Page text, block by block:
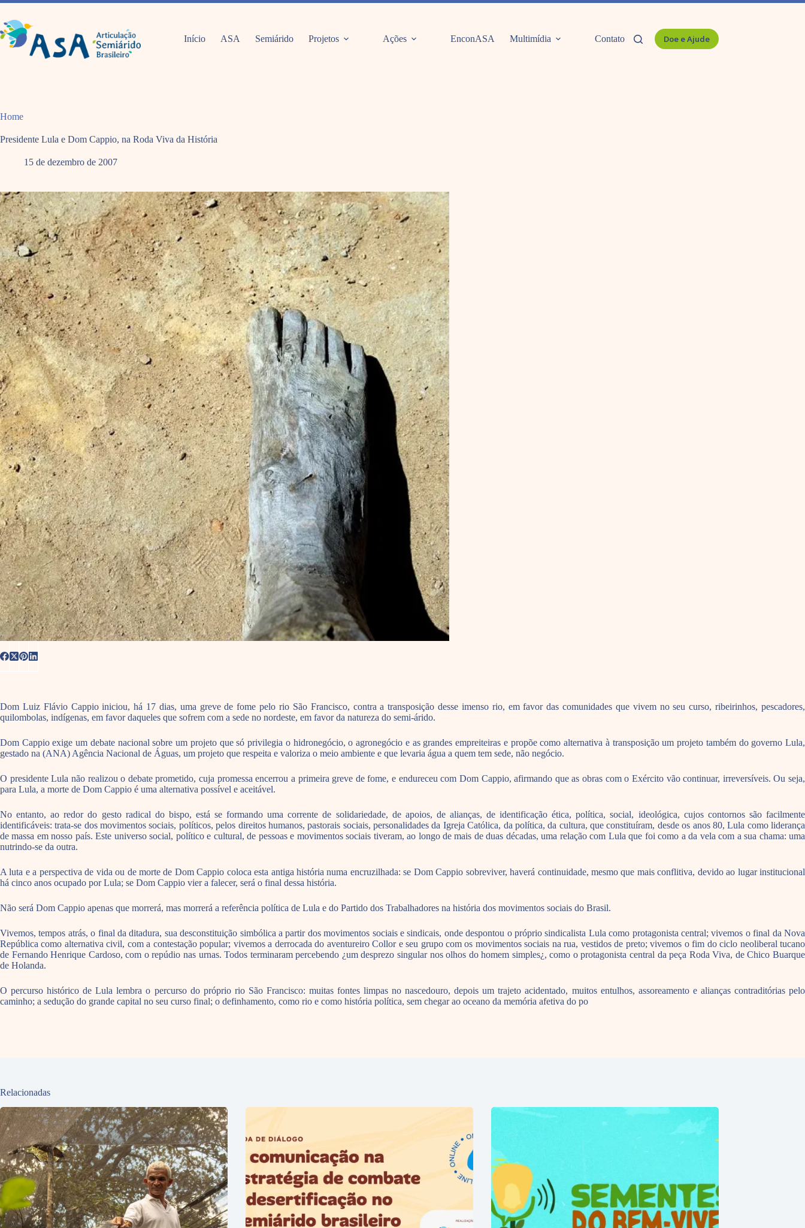
Pular
o
conteúdo
Início ASA Semiárido Projetos Ações EnconASA Multimídia Contato Doe e Ajude
Home
Presidente Lula e Dom Cappio, na Roda Viva da História
15 de dezembro de 2007
Dom Luiz Flávio Cappio iniciou, há 17 dias, uma greve de fome pelo rio São Francisco, contra a transposição desse imenso rio, em favor das comunidades que vivem no seu curso, ribeirinhos, pescadores,
quilombolas, indígenas, em favor daqueles que sofrem com a sede no nordeste, em favor da natureza do semi-árido.
Dom Cappio exige um debate nacional sobre um projeto que só privilegia o hidronegócio, o agronegócio e as grandes empreiteiras e propõe como alternativa à transposição um projeto também do governo Lula,
gestado na (ANA) Agência Nacional de Águas, um projeto que respeita e valoriza o meio ambiente e que levaria água a quem tem sede, não negócio.
O presidente Lula não realizou o debate prometido, cuja promessa encerrou a primeira greve de fome, e endureceu com Dom Cappio, afirmando que as obras com o Exército vão continuar, irreversíveis. Ou seja,
para Lula, a morte de Dom Cappio é uma alternativa possível e aceitável.
No entanto, ao redor do gesto radical do bispo, está se formando uma corrente de solidariedade, de apoios, de alianças, de identificação ética, política, social, ideológica, cujos contornos são facilmente
identificáveis: trata-se dos movimentos sociais, políticos, pelos direitos humanos, pastorais sociais, personalidades da Igreja Católica, da política, da cultura, que constituíram, desde os anos 80, Lula como liderança
de massa em nosso país. Este universo social, político e cultural, de pessoas e movimentos sociais tiveram, ao longo de mais de duas décadas, uma relação com Lula que foi como a da vela com a sua chama: uma
nutrindo-se da outra.
A luta e a perspectiva de vida ou de morte de Dom Cappio coloca esta antiga história numa encruzilhada: se Dom Cappio sobreviver, haverá continuidade, mesmo que mais conflitiva, devido ao lugar institucional
há cinco anos ocupado por Lula; se Dom Cappio vier a falecer, será o final dessa história.
Não será Dom Cappio apenas que morrerá, mas morrerá a referência política de Lula e do Partido dos Trabalhadores na história dos movimentos sociais do Brasil.
Vivemos, tempos atrás, o final da ditadura, sua desconstituição simbólica a partir dos movimentos sociais e sindicais, onde despontou o próprio sindicalista Lula como protagonista central; vivemos o final da Nova
República como alternativa civil, com a contestação popular; vivemos a derrocada do aventureiro Collor e seu grupo com os movimentos sociais na rua, vestidos de preto; vivemos o fim do ciclo neoliberal tucano
de Fernando Henrique Cardoso, com o repúdio nas urnas. Todos terminaram percebendo ¿um desprezo singular nos olhos do homem simples¿, como o protagonista central da peça Roda Viva, de Chico Buarque
de Holanda.
O percurso histórico de Lula lembra o percurso do próprio rio São Francisco: muitas fontes limpas no nascedouro, depois um trajeto acidentado, muitos entulhos, assoreamento e alianças contraditórias pelo
caminho; a sedução do grande capital no seu curso final; o definhamento, como rio e como história política, sem chegar ao oceano da memória afetiva do po
Relacionadas